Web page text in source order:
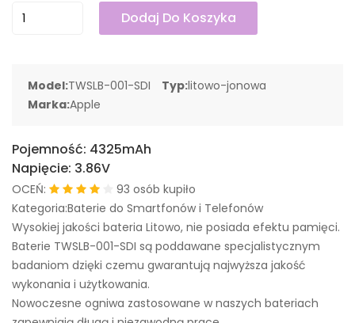
Dodaj Do Koszyka
Model:TWSLB-001-SDI Typ:litowo-jonowa
Marka:Apple
Pojemność: 4325mAh
Napięcie: 3.86V
OCEŃ:
93 osób kupiło
Kategoria:Baterie do Smartfonów i Telefonów
Wysokiej jakości bateria Litowo, nie posiada efektu pamięci.
Baterie TWSLB-001-SDI są poddawane specjalistycznym
badaniom dzięki czemu gwarantują najwyższa jakość
wykonania i użytkowania.
Nowoczesne ogniwa zastosowane w naszych bateriach